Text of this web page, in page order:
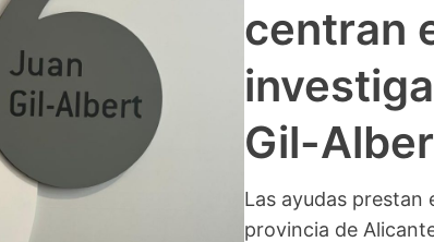
centran
Gil-
Las ayudas prestan
provincia de